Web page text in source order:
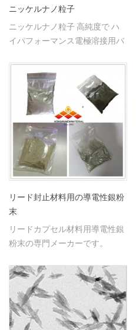
ニッケルナノ粒子
ニッケルナノ粒子 高純度で ハ
イパフォーマンス電極溶接用バ
リード封止材料用の導電性銀粉
末
リードカプセル材料用導電性銀
粉末の専門メーカーです。